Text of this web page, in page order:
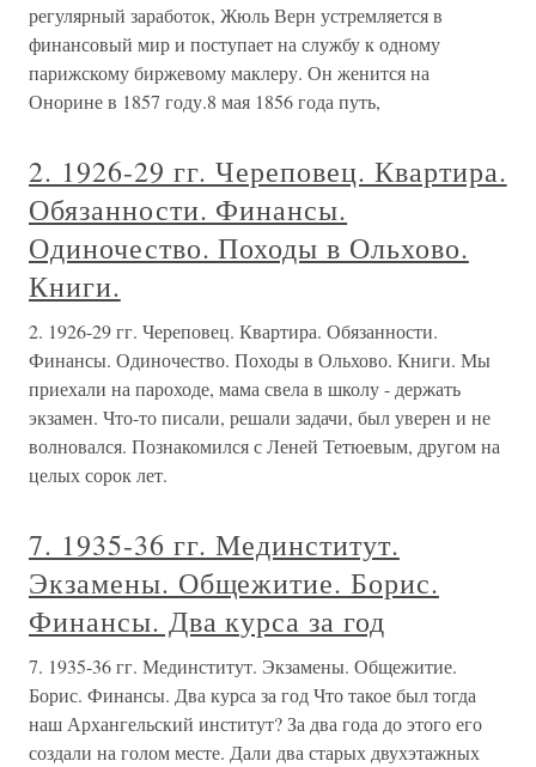
регулярный заработок, Жюль Верн устремляется в
финансовый мир и поступает на службу к одному
парижскому биржевому маклеру. Он женится на
Онорине в 1857 году.8 мая 1856 года путь,
2. 1926-29 гг. Череповец. Квартира.
Обязанности. Финансы.
Одиночество. Походы в Ольхово.
Книги.
2. 1926-29 гг. Череповец. Квартира. Обязанности.
Финансы. Одиночество. Походы в Ольхово. Книги. Мы
приехали на пароходе, мама свела в школу - держать
экзамен. Что-то писали, решали задачи, был уверен и не
волновался. Познакомился с Леней Тетюевым, другом на
целых сорок лет.
7. 1935-36 гг. Мединститут.
Экзамены. Общежитие. Борис.
Финансы. Два курса за год
7. 1935-36 гг. Мединститут. Экзамены. Общежитие.
Борис. Финансы. Два курса за год Что такое был тогда
наш Архангельский институт? За два года до этого его
создали на голом месте. Дали два старых двухэтажных